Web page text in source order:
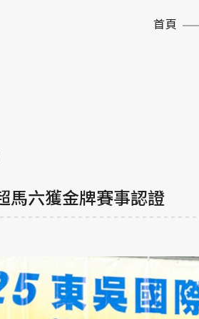
首頁
馬六獲金牌賽事認證